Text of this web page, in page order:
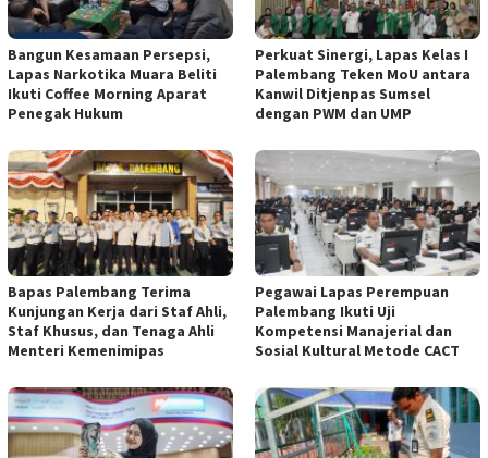
Bangun Kesamaan Persepsi,
Lapas Narkotika Muara Beliti
Ikuti Coffee Morning Aparat
Penegak Hukum
Perkuat Sinergi, Lapas Kelas I
Palembang Teken MoU antara
Kanwil Ditjenpas Sumsel
dengan PWM dan UMP
Bapas Palembang Terima
Kunjungan Kerja dari Staf Ahli,
Staf Khusus, dan Tenaga Ahli
Menteri Kemenimipas
Pegawai Lapas Perempuan
Palembang Ikuti Uji
Kompetensi Manajerial dan
Sosial Kultural Metode CACT